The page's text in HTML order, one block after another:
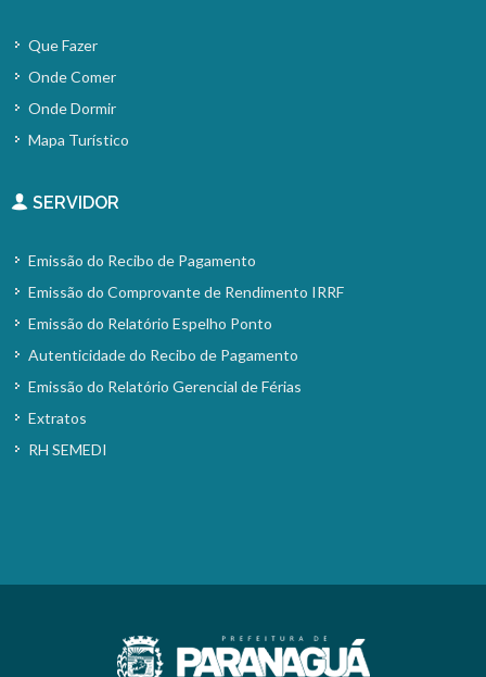
Que Fazer
Onde Comer
Onde Dormir
Mapa Turístico
SERVIDOR
Emissão do Recibo de Pagamento
Emissão do Comprovante de Rendimento IRRF
Emissão do Relatório Espelho Ponto
Autenticidade do Recibo de Pagamento
Emissão do Relatório Gerencial de Férias
Extratos
RH SEMEDI